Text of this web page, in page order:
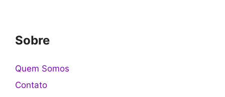
Sobre
Quem Somos
Contato